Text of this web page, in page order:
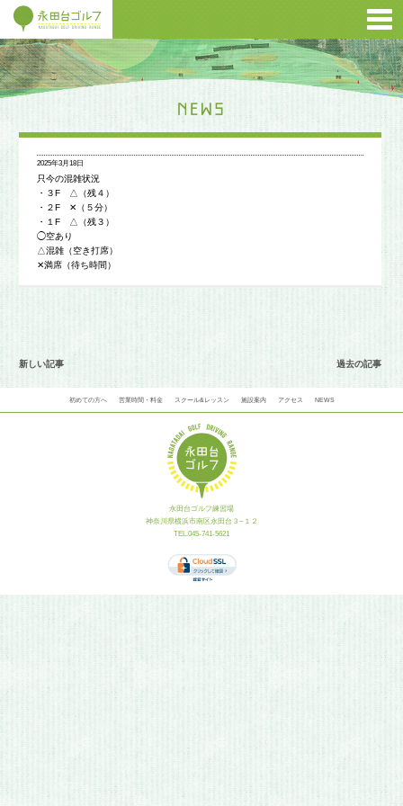
2025年3月18日
只今の混雑状況
・３F △（残４）
・２F ✕（５分）
・１F △（残３）
◯空あり
△混雑（空き打席）
✕満席（待ち時間）
新しい記事 過去の記事
初めての方へ 営業時間・料金 スクール&レッスン 施設案内 アクセス NEWS
永田台ゴルフ練習場
神奈川県横浜市南区永田台３−１２
TEL.045-741-5621